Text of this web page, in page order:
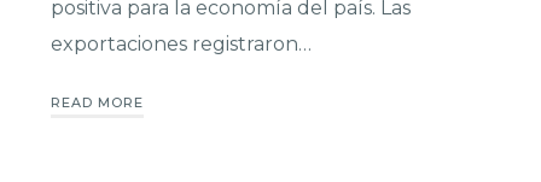
positiva para la economía del país. Las
exportaciones registraron…
READ MORE